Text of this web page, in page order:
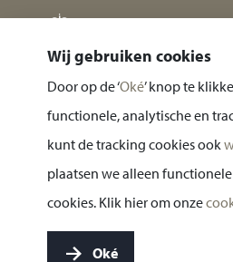
Privacy statement
Wij gebruiken cookies
Door op de ‘Oké’ knop te
functionele, analytische en
kunt de tracking cookies ook
plaatsen we alleen
cookies. Klik hier om onze
Oké